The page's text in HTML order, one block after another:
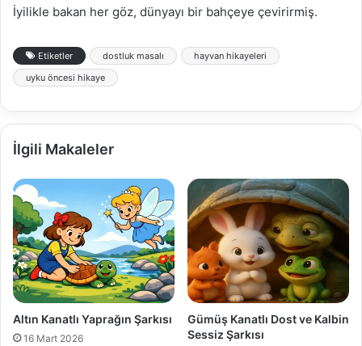
İyilikle bakan her göz, dünyayı bir bahçeye çevirirmiş.
Etiketler dostluk masalı
hayvan hikayeleri
uyku öncesi hikaye
İlgili Makaleler
Altın Kanatlı Yaprağın Şarkısı
16 Mart 2026
Gümüş Kanatlı Dost ve Kalbin
Sessiz Şarkısı